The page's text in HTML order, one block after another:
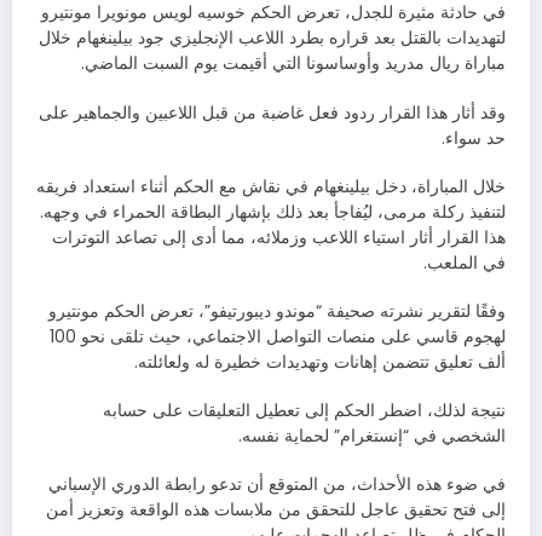
في حادثة مثيرة للجدل، تعرض الحكم خوسيه لويس مونويرا مونتيرو
لتهديدات بالقتل بعد قراره بطرد اللاعب الإنجليزي جود بيلينغهام خلال
مباراة ريال مدريد وأوساسونا التي أقيمت يوم السبت الماضي.
وقد أثار هذا القرار ردود فعل غاضبة من قبل اللاعبين والجماهير على
حد سواء.
خلال المباراة، دخل بيلينغهام في نقاش مع الحكم أثناء استعداد فريقه
لتنفيذ ركلة مرمى، ليُفاجأ بعد ذلك بإشهار البطاقة الحمراء في وجهه.
هذا القرار أثار استياء اللاعب وزملائه، مما أدى إلى تصاعد التوترات
في الملعب.
وفقًا لتقرير نشرته صحيفة “موندو ديبورتيفو”، تعرض الحكم مونتيرو
لهجوم قاسي على منصات التواصل الاجتماعي، حيث تلقى نحو 100
ألف تعليق تتضمن إهانات وتهديدات خطيرة له ولعائلته.
نتيجة لذلك، اضطر الحكم إلى تعطيل التعليقات على حسابه
الشخصي في “إنستغرام” لحماية نفسه.
في ضوء هذه الأحداث، من المتوقع أن تدعو رابطة الدوري الإسباني
إلى فتح تحقيق عاجل للتحقق من ملابسات هذه الواقعة وتعزيز أمن